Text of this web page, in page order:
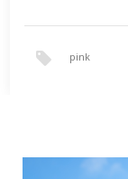
pink